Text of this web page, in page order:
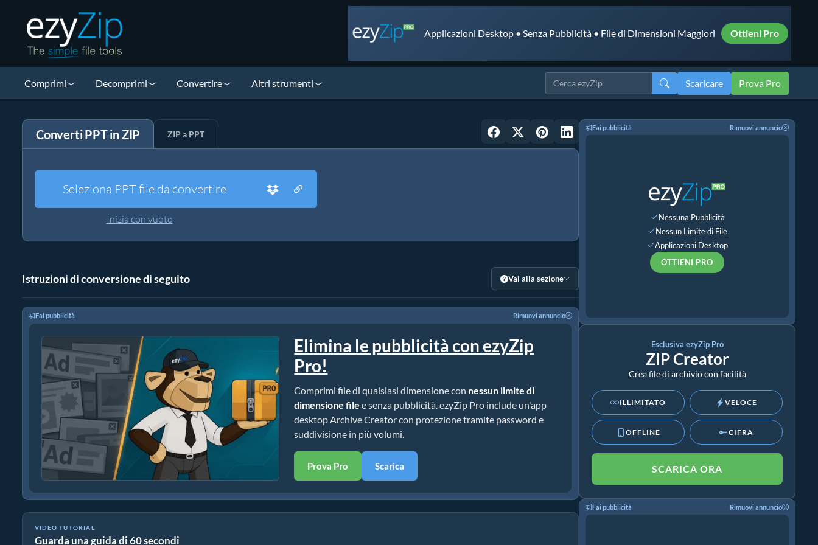
Applicazioni Desktop • Senza Pubblicità • File di Dimensioni Maggiori Ottieni Pro
Comprimi Decomprimi Convertire Altri strumenti Scaricare Prova Pro
Converti PPT in ZIP ZIP a PPT
Seleziona PPT file da convertire
Inizia con vuoto
Istruzioni di conversione di seguito Vai alla sezione
Fai pubblicità Rimuovi annuncio
Elimina le pubblicità con ezyZip
Pro!
Comprimi file di qualsiasi dimensione con nessun limite di
dimensione file e senza pubblicità. ezyZip Pro include un'app
desktop Archive Creator con protezione tramite password e
suddivisione in più volumi.
Prova Pro Scarica
VIDEO TUTORIAL
Guarda una guida di 60 secondi
Come Convertire PPT in ZIP Online (Guida Semplice)
Fai pubblicità Rimuovi annuncio
Nessuna Pubblicità
Nessun Limite di File
Applicazioni Desktop
OTTIENI PRO
Esclusiva ezyZip Pro
ZIP Creator
Crea file di archivio con facilità
ILLIMITATO VELOCE
OFFLINE CIFRA
SCARICA ORA
Fai pubblicità Rimuovi annuncio